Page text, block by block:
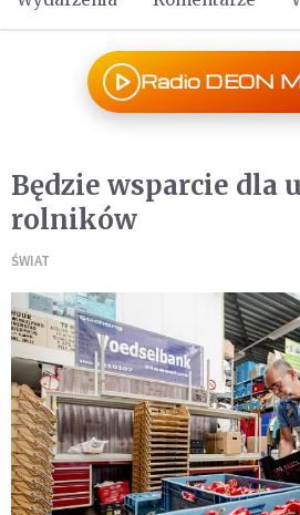
Radio DEON
Będzie wsparcie dla
rolników
ŚWIAT